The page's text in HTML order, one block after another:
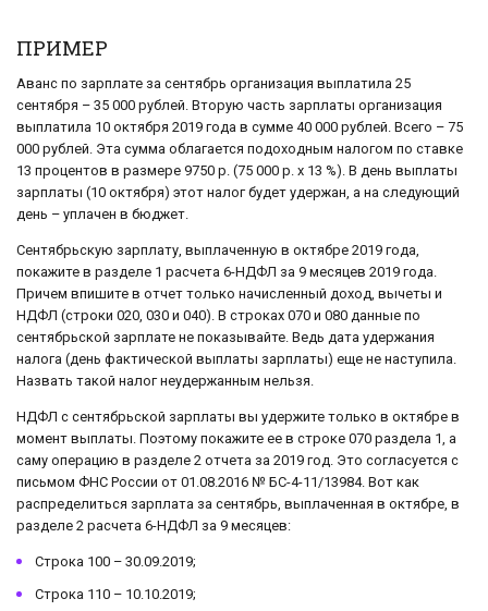
ПРИМЕР
Аванс по зарплате за сентябрь организация выплатила 25
сентября – 35 000 рублей. Вторую часть зарплаты организация
выплатила 10 октября 2019 года в сумме 40 000 рублей. Всего – 75
000 рублей. Эта сумма облагается подоходным налогом по ставке
13 процентов в размере 9750 р. (75 000 р. x 13 %). В день выплаты
зарплаты (10 октября) этот налог будет удержан, а на следующий
день – уплачен в бюджет.
Сентябрьскую зарплату, выплаченную в октябре 2019 года,
покажите в разделе 1 расчета 6-НДФЛ за 9 месяцев 2019 года.
Причем впишите в отчет только начисленный доход, вычеты и
НДФЛ (строки 020, 030 и 040). В строках 070 и 080 данные по
сентябрьской зарплате не показывайте. Ведь дата удержания
налога (день фактической выплаты зарплаты) еще не наступила.
Назвать такой налог неудержанным нельзя.
НДФЛ с сентябрьской зарплаты вы удержите только в октябре в
момент выплаты. Поэтому покажите ее в строке 070 раздела 1, а
саму операцию в разделе 2 отчета за 2019 год. Это согласуется с
письмом ФНС России от 01.08.2016 № БС-4-11/13984. Вот как
распределиться зарплата за сентябрь, выплаченная в октябре, в
разделе 2 расчета 6-НДФЛ за 9 месяцев:
Строка 100 – 30.09.2019;
Строка 110 – 10.10.2019;